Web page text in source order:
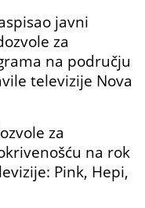
javni
za
na području
televizije Nova
za
na rok
Pink, Hepi,